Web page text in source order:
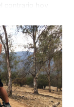
contrario hoy